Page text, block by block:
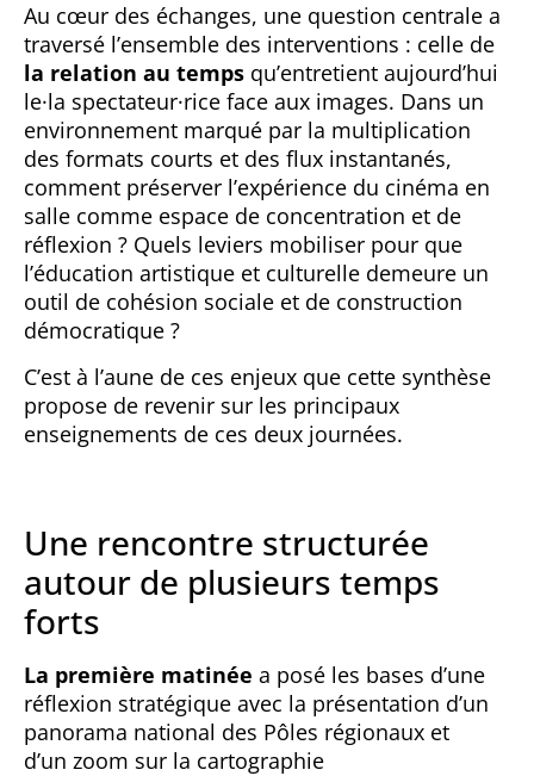
Au cœur des échanges, une question centrale a
traversé l’ensemble des interventions : celle de
la relation au temps qu’entretient aujourd’hui
le·la spectateur·rice face aux images. Dans un
environnement marqué par la multiplication
des formats courts et des flux instantanés,
comment préserver l’expérience du cinéma en
salle comme espace de concentration et de
réflexion ? Quels leviers mobiliser pour que
l’éducation artistique et culturelle demeure un
outil de cohésion sociale et de construction
démocratique ?
C’est à l’aune de ces enjeux que cette synthèse
propose de revenir sur les principaux
enseignements de ces deux journées.
Une rencontre structurée
autour de plusieurs temps
forts
La première matinée a posé les bases d’une
réflexion stratégique avec la présentation d’un
panorama national des Pôles régionaux et
d’un zoom sur la cartographie